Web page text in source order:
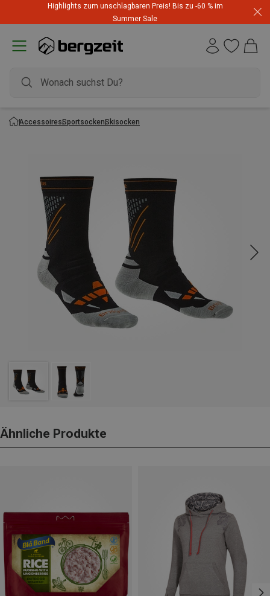
Highlights zum unschlagbaren Preis! Bis zu -60 % im
Summer Sale
AccessoiresSportsockenSkisocken
Ähnliche Produkte